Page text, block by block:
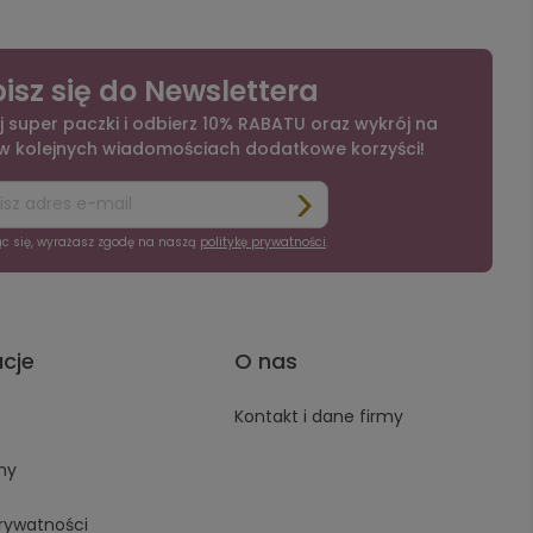
się do Newslettera
paczki i odbierz 10% RABATU oraz wykrój na
kolejnych wiadomościach dodatkowe korzyści!
się, wyrażasz zgodę na naszą politykę prywatności.
O nas
Kontakt i dane firmy